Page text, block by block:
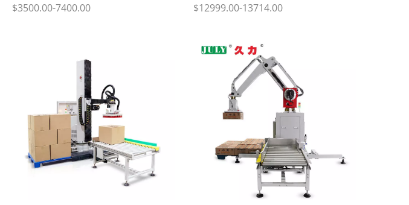
$3500.00-7400.00 $12999.00-13714.00